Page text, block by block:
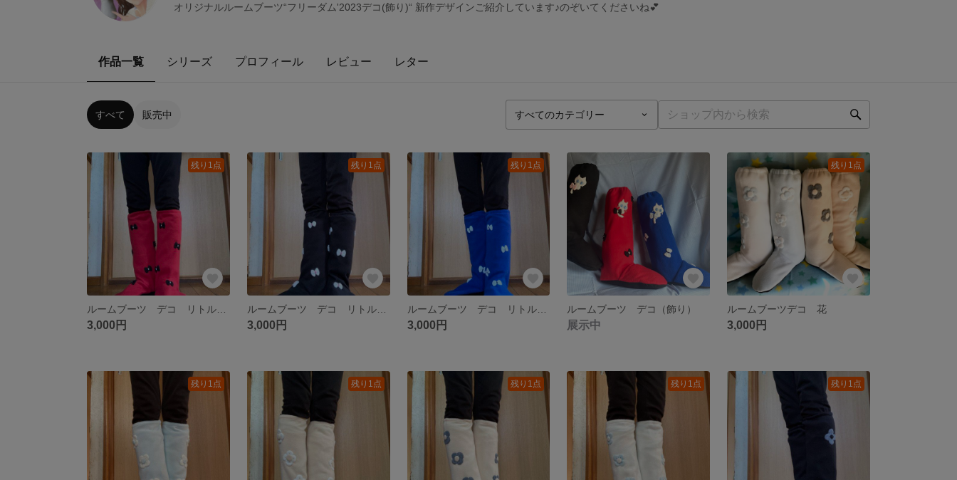
オリジナルルームブーツ“フリーダム'2023デコ(飾り)“ 新作デザインご紹介しています♪のぞいてくださいね💕
作品一覧 シリーズ プロフィール レビュー レター
すべて 販売中
残り1点
3,000円
残り1点
ルームブーツ デコ リトルリボン ブラック
3,000円
残り1点
ルームブーツ デコ リトルリボン ブルー
3,000円
ルームブーツ デコ（飾り）
展示中
残り1点
ルームブーツデコ 花
3,000円
残り1点 残り1点 残り1点 残り1点 残り1点